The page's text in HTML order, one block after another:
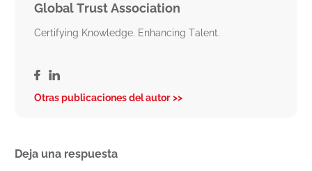
Global Trust Association
Certifying Knowledge. Enhancing Talent.
Otras publicaciones del autor
Deja una respuesta